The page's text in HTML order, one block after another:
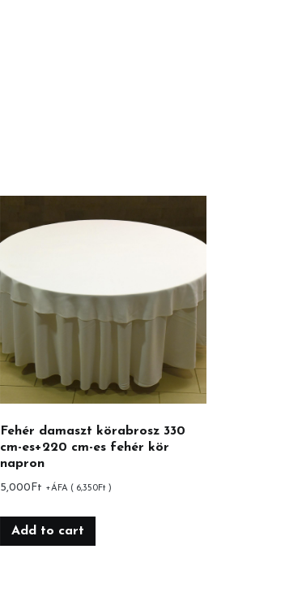
Fehér damaszt körabrosz 330
cm-es+220 cm-es fehér kör
napron
5,000 Ft +ÁFA ( 6,350Ft)
Add to cart